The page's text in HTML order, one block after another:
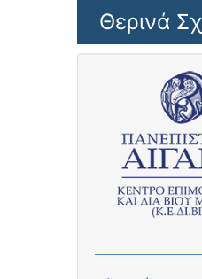
Παράκαμψη προς το
Θερινά